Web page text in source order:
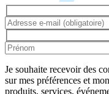
Je souhaite recevoir des
sur mes préférences et
produits, services,